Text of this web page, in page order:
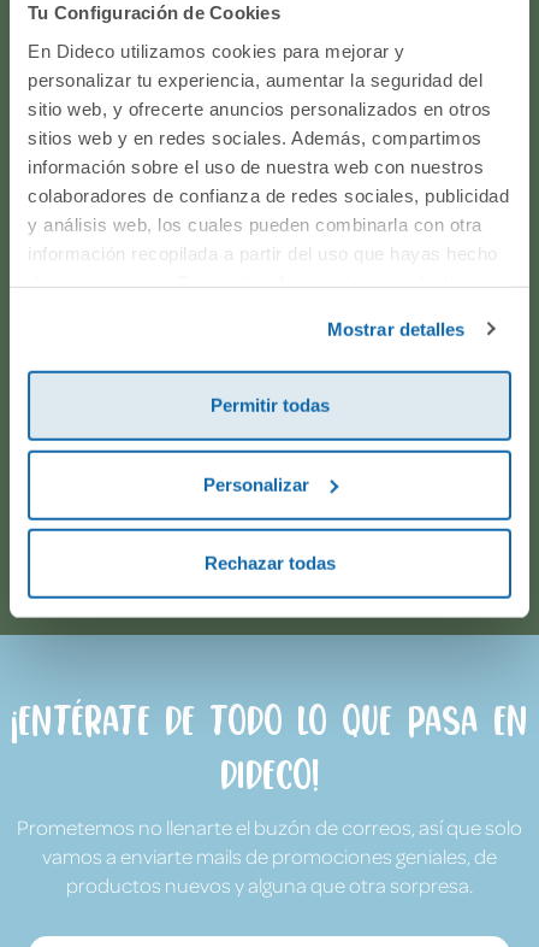
Tu Configuración de Cookies
En Dideco utilizamos cookies para mejorar y
personalizar tu experiencia, aumentar la seguridad del
sitio web, y ofrecerte anuncios personalizados en otros
sitios web y en redes sociales. Además, compartimos
información sobre el uso de nuestra web con nuestros
colaboradores de confianza de redes sociales, publicidad
y análisis web, los cuales pueden combinarla con otra
información recopilada a partir del uso que hayas hecho
Mostrar detalles
Permitir todas
Personalizar
Rechazar todas
¿Te ayudamos?
¿Necesitas que te ayudemos a acceder a tu cuenta? ¿Te
gustaría proponernos alguna idea o algún nuevo
producto? ¿Has realizado un pedido y quieres saber si
todo va viento en popa? Ponte en contacto con
nosotros.
WhatsApp
916597360
Correo electrónico
¡Entérate de todo lo que pasa en
Dideco!
Prometemos no llenarte el buzón de correos, así que solo
vamos a enviarte mails de promociones geniales, de
productos nuevos y alguna que otra sorpresa.